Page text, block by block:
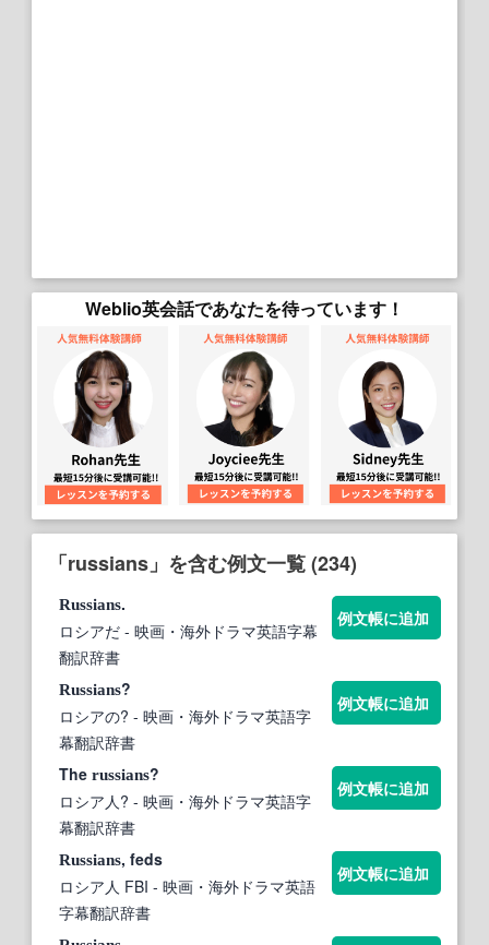
Weblio英会話であなたを待っています！
「russians」を含む例文一覧 (234)
Russians.
ロシアだ - 映画・海外ドラマ英語字幕
翻訳辞書
例文帳に追加
Russians?
ロシアの? - 映画・海外ドラマ英語字
幕翻訳辞書
例文帳に追加
The russians?
ロシア人? - 映画・海外ドラマ英語字
幕翻訳辞書
例文帳に追加
Russians, feds
ロシア人 FBI - 映画・海外ドラマ英語
字幕翻訳辞書
例文帳に追加